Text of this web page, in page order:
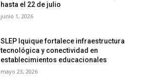
hasta el 22 de julio
junio 1, 2026
SLEP Iquique fortalece infraestructura
tecnológica y conectividad en
establecimientos educacionales
mayo 23, 2026